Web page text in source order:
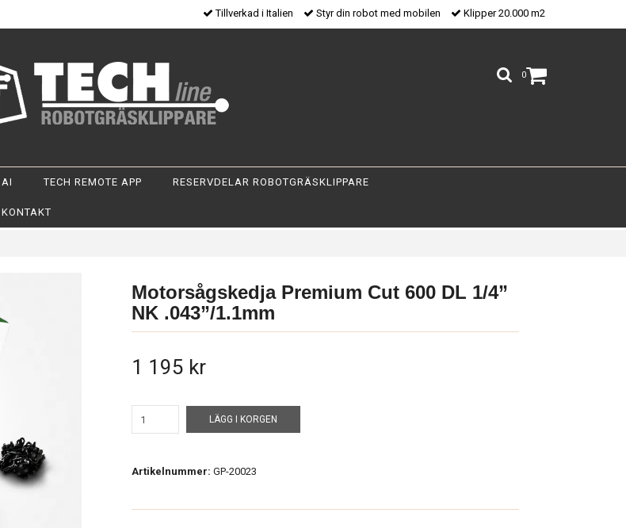
Tillverkad i Italien Styr din robot med mobilen Klipper 20.000 m2
0
TECH REMOTE APP RESERVDELAR ROBOTGRÄSKLIPPARE
KONTAKT
Motorsågskedja Premium Cut 600 DL 1/4”
NK .043”/1.1mm
1 195 kr
LÄGG I KORGEN
Artikelnummer: GP-20023